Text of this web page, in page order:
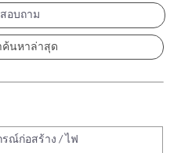
อบถาม
รณ์ก่อสร้าง / ไฟ